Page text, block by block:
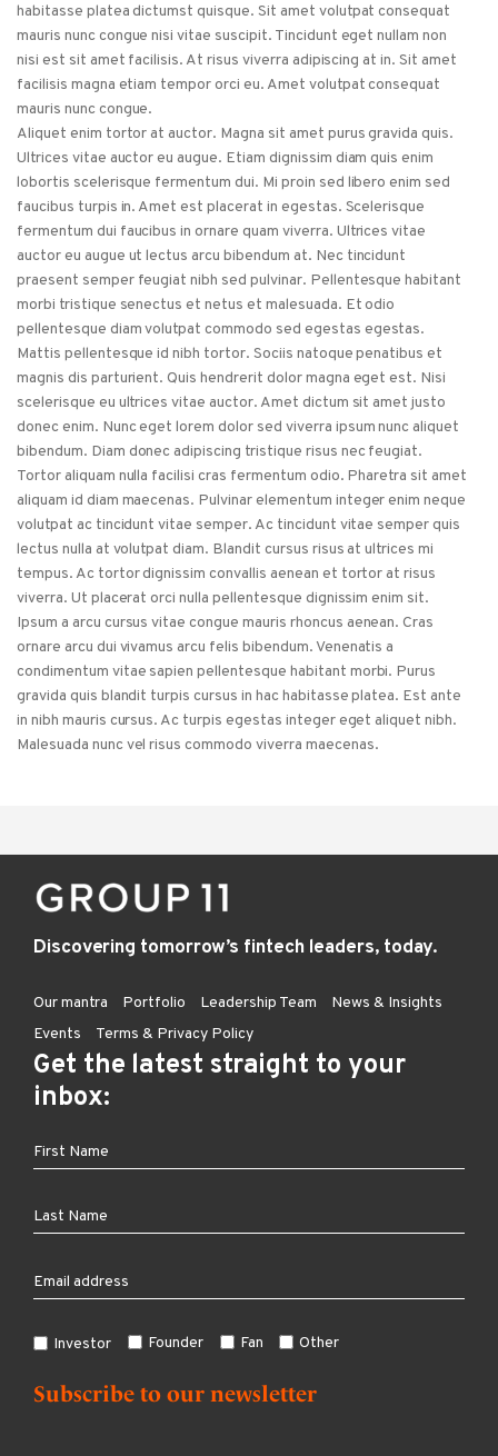
habitasse platea dictumst quisque. Sit amet volutpat consequat
mauris nunc congue nisi vitae suscipit. Tincidunt eget nullam non
nisi est sit amet facilisis. At risus viverra adipiscing at in. Sit amet
facilisis magna etiam tempor orci eu. Amet volutpat consequat
mauris nunc congue.
Aliquet enim tortor at auctor. Magna sit amet purus gravida quis.
Ultrices vitae auctor eu augue. Etiam dignissim diam quis enim
lobortis scelerisque fermentum dui. Mi proin sed libero enim sed
faucibus turpis in. Amet est placerat in egestas. Scelerisque
fermentum dui faucibus in ornare quam viverra. Ultrices vitae
auctor eu augue ut lectus arcu bibendum at. Nec tincidunt
praesent semper feugiat nibh sed pulvinar. Pellentesque habitant
morbi tristique senectus et netus et malesuada. Et odio
pellentesque diam volutpat commodo sed egestas egestas.
Mattis pellentesque id nibh tortor. Sociis natoque penatibus et
magnis dis parturient. Quis hendrerit dolor magna eget est. Nisi
scelerisque eu ultrices vitae auctor. Amet dictum sit amet justo
donec enim. Nunc eget lorem dolor sed viverra ipsum nunc aliquet
bibendum. Diam donec adipiscing tristique risus nec feugiat.
Tortor aliquam nulla facilisi cras fermentum odio. Pharetra sit amet
aliquam id diam maecenas. Pulvinar elementum integer enim neque
volutpat ac tincidunt vitae semper. Ac tincidunt vitae semper quis
lectus nulla at volutpat diam. Blandit cursus risus at ultrices mi
tempus. Ac tortor dignissim convallis aenean et tortor at risus
viverra. Ut placerat orci nulla pellentesque dignissim enim sit.
Ipsum a arcu cursus vitae congue mauris rhoncus aenean. Cras
ornare arcu dui vivamus arcu felis bibendum. Venenatis a
condimentum vitae sapien pellentesque habitant morbi. Purus
gravida quis blandit turpis cursus in hac habitasse platea. Est ante
in nibh mauris cursus. Ac turpis egestas integer eget aliquet nibh.
Malesuada nunc vel risus commodo viverra maecenas.
Discovering tomorrow’s fintech leaders, today.
Our mantra Portfolio Leadership Team
News & Insights
Events
Terms & Privacy Policy
Get the latest straight to your
inbox:
Investor Founder Fan Other